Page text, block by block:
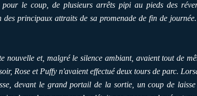
le coup, de plusieurs arrêts pipi au pieds des
principaux attraits de sa promenade de fin de journée.
nouvelle et, malgré le silence ambiant, avaient tout de
Rose et Puffy n'avaient effectué deux tours de parc.
devant le grand portail de la sortie, un coup de